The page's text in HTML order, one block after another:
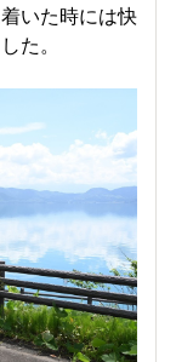
いた時には快
た。